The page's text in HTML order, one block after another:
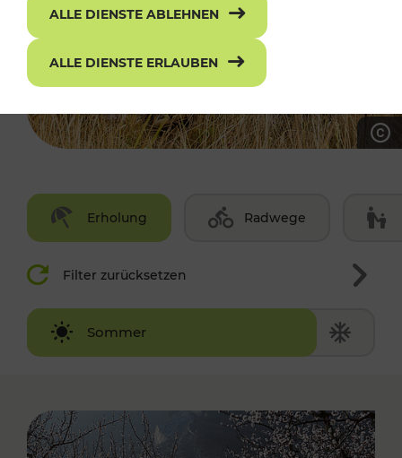
Erholung Radwege
Filter zurücksetzen
Sommer
Winter
ALLE DIENSTE ABLEHNEN
ALLE DIENSTE ERLAUBEN